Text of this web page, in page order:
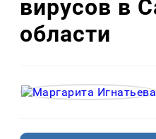
вирусов в
области